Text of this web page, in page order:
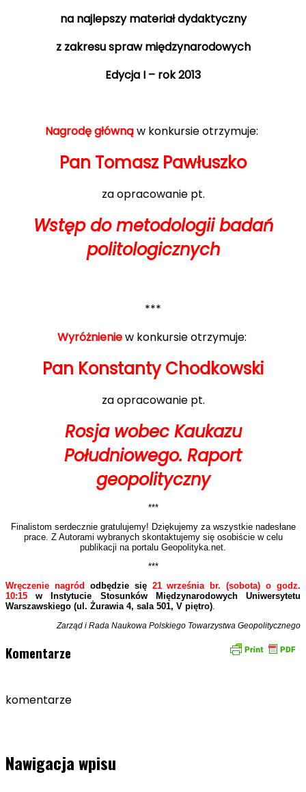
na najlepszy materiał dydaktyczny
z zakresu spraw międzynarodowych
Edycja I – rok 2013
Nagrodę głównąw konkursie otrzymuje:
Pan Tomasz Pawłuszko
za opracowanie pt.
Wstęp do metodologii badań
politologicznych
***
Wyróżnieniew konkursie otrzymuje:
Pan Konstanty Chodkowski
za opracowanie pt.
Rosja wobec Kaukazu
Południowego. Raport
geopolityczny
***
Finalistom serdecznie gratulujemy! Dziękujemy za wszystkie nadesłane
prace. Z Autorami wybranych skontaktujemy się osobiście w celu
publikacji na portalu Geopolityka.net.
***
Wręczenie nagród
odbędzie się 21 września br. (sobota) o godz.
10:15 w Instytucie Stosunków Międzynarodowych Uniwersytetu
Warszawskiego (ul. Żurawia 4, sala 501, V piętro)
Zarząd i Rada Naukowa Polskiego Towarzystwa Geopolitycznego
Komentarze
komentarze
Nawigacja wpisu